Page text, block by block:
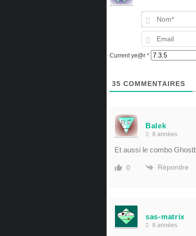
Current ye@r *
35 COMMENTAIRES
Balek
8 années
Et aussi le combo
0 Répondre
sas-matrix
8 années